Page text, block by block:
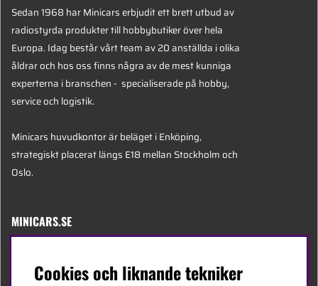
Sedan 1968 har Minicars erbjudit ett brett utbud av
radiostyrda produkter till hobbybutiker över hela
Europa. Idag består vårt team av 20 anställda i olika
åldrar och hos oss finns några av de mest kunniga
experterna i branschen - specialiserade på hobby,
service och logistik.
Minicars huvudkontor är beläget i Enköping,
strategiskt placerat längs E18 mellan Stockholm och
Oslo.
MINICARS.SE
Cookies och liknande tekniker